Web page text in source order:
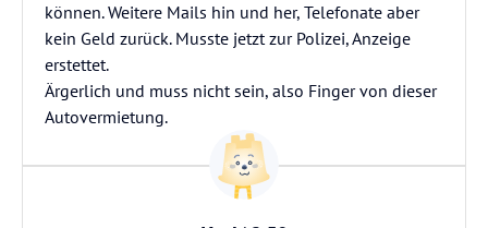
können. Weitere Mails hin und her, Telefonate aber
kein Geld zurück. Musste jetzt zur Polizei, Anzeige
erstettet.
Ärgerlich und muss nicht sein, also Finger von dieser
Autovermietung.